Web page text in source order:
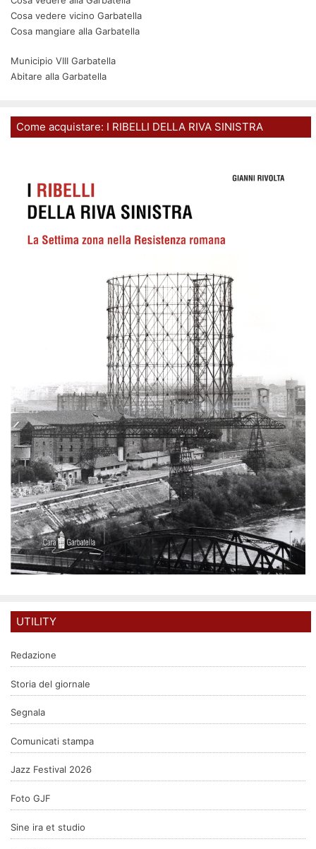
Cosa vedere vicino Garbatella
Cosa mangiare alla Garbatella
Municipio VIII Garbatella
Abitare alla Garbatella
Come acquistare: I RIBELLI DELLA RIVA SINISTRA
UTILITY
Redazione
Storia del giornale
Segnala
Comunicati stampa
Jazz Festival 2026
Foto GJF
Sine ira et studio